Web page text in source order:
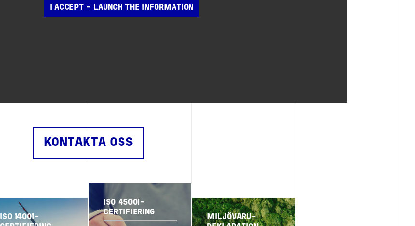
I ACCEPT - LAUNCH THE INFORMATION
KONTAKTA OSS
ISO 14001-
ISO 45001-
CERTIFIERING
MILJÖVARU-